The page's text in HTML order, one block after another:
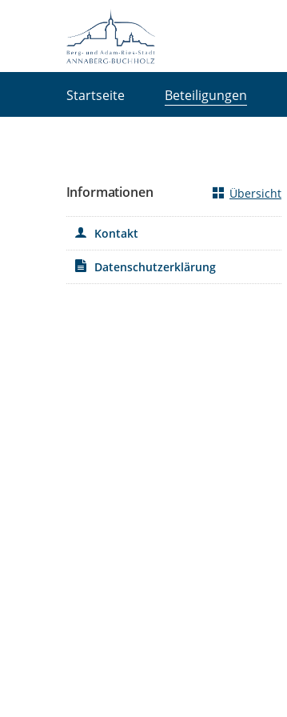
Startseite Beteiligungen
Informationen Übersicht
Kontakt
Datenschutzerklärung